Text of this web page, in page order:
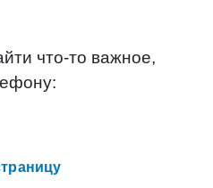
что-то важное,